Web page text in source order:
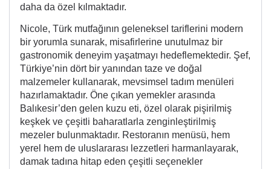
daha da özel kılmaktadır.
Nicole, Türk mutfağının geleneksel tariflerini modern
bir yorumla sunarak, misafirlerine unutulmaz bir
gastronomik deneyim yaşatmayı hedeflemektedir. Şef,
Türkiye’nin dört bir yanından taze ve doğal
malzemeler kullanarak, mevsimsel tadım menüleri
hazırlamaktadır. Öne çıkan yemekler arasında
Balıkesir’den gelen kuzu eti, özel olarak pişirilmiş
keşkek ve çeşitli baharatlarla zenginleştirilmiş
mezeler bulunmaktadır. Restoranın menüsü, hem
yerel hem de uluslararası lezzetleri harmanlayarak,
damak tadına hitap eden çeşitli seçenekler